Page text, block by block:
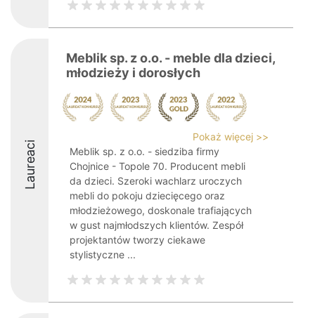
Laureaci
Meblik sp. z o.o. - meble dla dzieci,
młodzieży i dorosłych
Pokaż więcej >>
Meblik sp. z o.o. - siedziba firmy
Chojnice - Topole 70. Producent mebli
da dzieci. Szeroki wachlarz uroczych
mebli do pokoju dziecięcego oraz
młodzieżowego, doskonale trafiających
w gust najmłodszych klientów. Zespół
projektantów tworzy ciekawe
stylistyczne ...